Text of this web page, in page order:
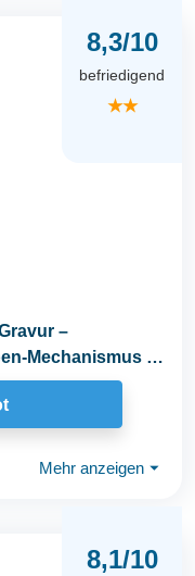
8,3/10
befriedigend
★★
–
Mechanismus |
Mehr anzeigen ⏷
8,1/10